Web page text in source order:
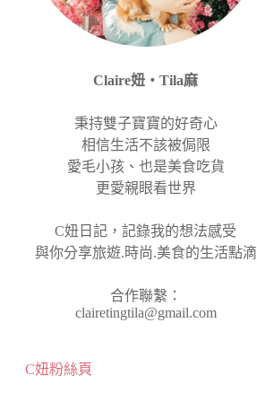
Claire妞‧Tila麻
秉持雙子寶寶的好奇心
相信生活不該被侷限
愛毛小孩、也是美食吃貨
更愛親眼看世界
C妞日記，記錄我的想法感受
與你分享旅遊.時尚.美食的生活點滴
合作聯繫：
clairetingtila@gmail.com
C妞粉絲頁